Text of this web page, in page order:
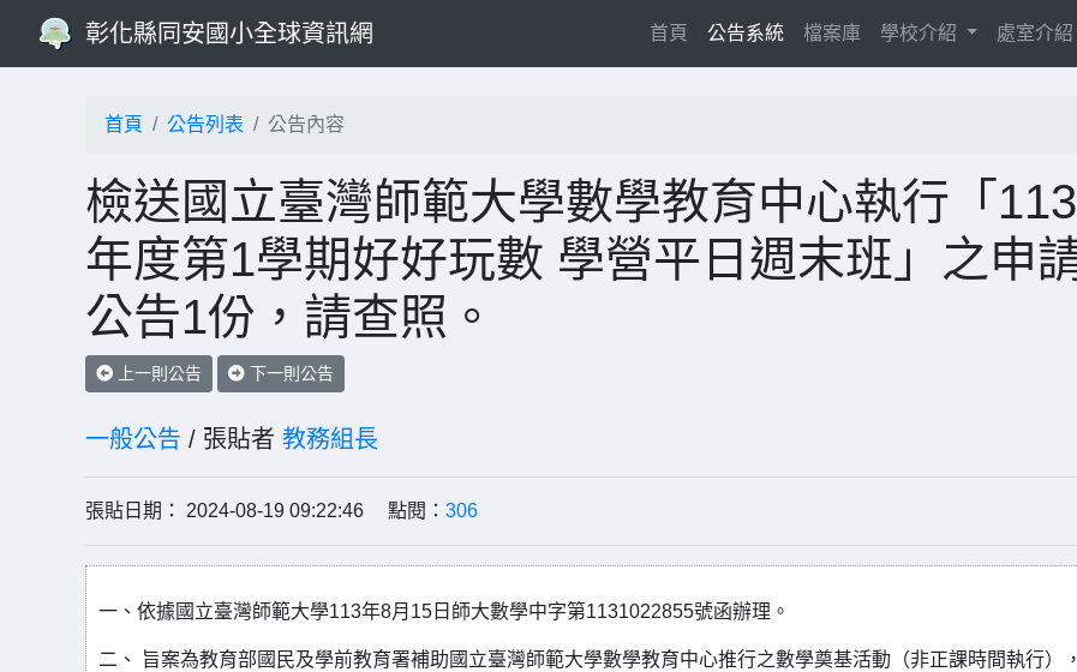
彰化縣同安國小全球資訊網 首頁(current)
公告系統 檔案庫 學校介紹 處室介紹
首頁 公告列表 公告內容
檢送國立臺灣師範大學數學教育中心執行「
年度第1學期好好玩數 學營平日週末班」之申
公告1份，請查照。
上一則公告 下一則公告
一般公告 / 張貼者 教務組長
張貼日期： 2024-08-19 09:22:46 點閱： 306
一、依據國立臺灣師範大學113年8月15日師大數學中字第1131022855號函辦理。
二、 旨案為教育部國民及學前教育署補助國立臺灣師範大學數學教育中心推行之數學奠基活動（非正課時間執行）